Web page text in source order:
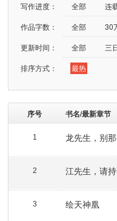
写作进度：
全部
连
作品字数：
全部
30
更新时间：
全部
三
排序方式：
最热
序号 书名/最新章节
1 龙先生，别
2 江先生，请
3 绘天神凰